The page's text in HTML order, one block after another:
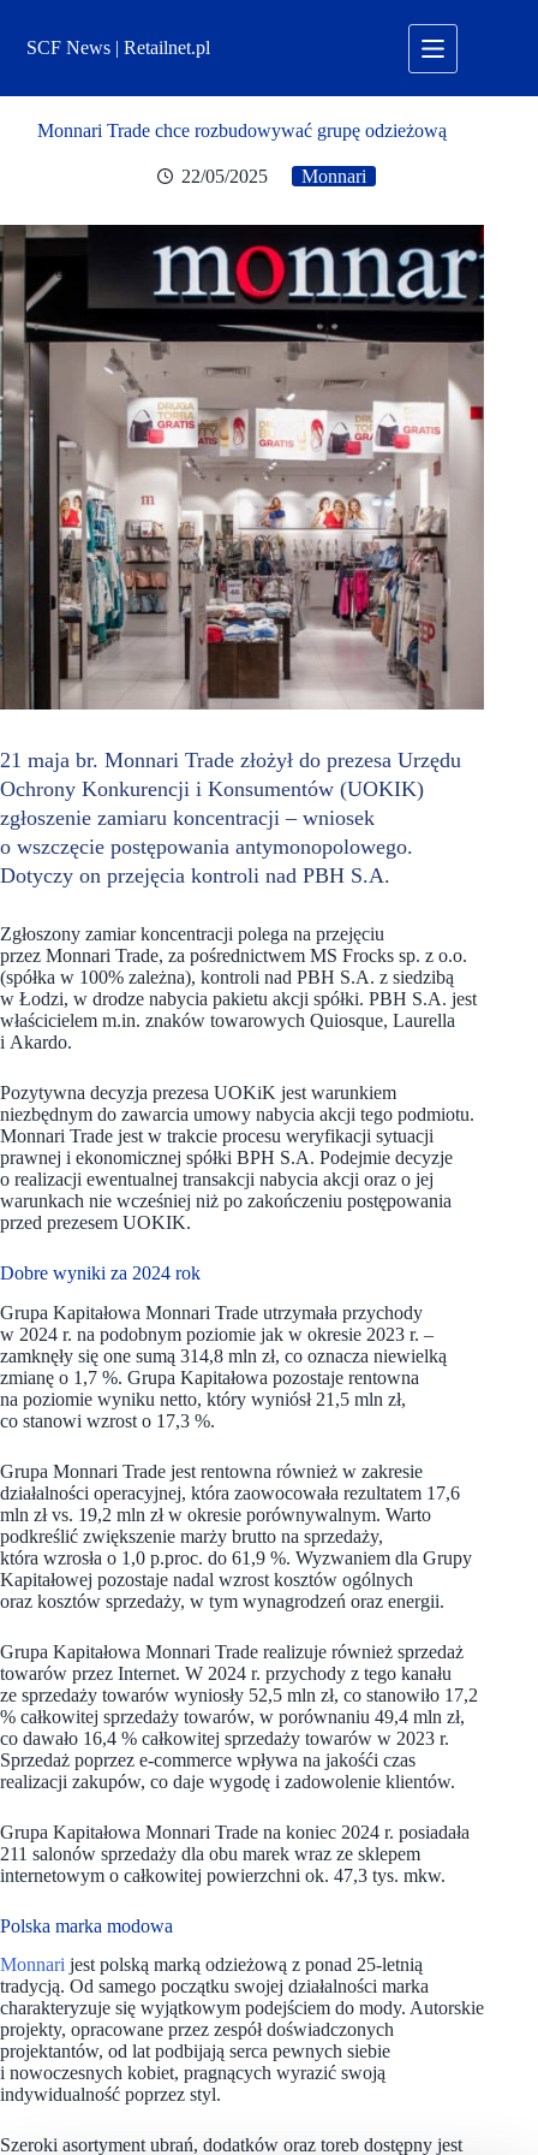
treściSCF News | Retailnet.pl
Monnari Trade chce rozbudowywać grupę odzieżową
22/05/2025 Monnari
21 maja br. Monnari Trade złożył do prezesa Urzędu
Ochrony Konkurencji i Konsumentów (UOKIK)
zgłoszenie zamiaru koncentracji – wniosek
o wszczęcie postępowania antymonopolowego.
Dotyczy on przejęcia kontroli nad PBH S.A.
Zgłoszony zamiar koncentracji polega na przejęciu
przez Monnari Trade, za pośrednictwem MS Frocks sp. z o.o.
(spółka w 100% zależna), kontroli nad PBH S.A. z siedzibą
w Łodzi, w drodze nabycia pakietu akcji spółki. PBH S.A. jest
właścicielem m.in. znaków towarowych Quiosque, Laurella
i Akardo.
Pozytywna decyzja prezesa UOKiK jest warunkiem
niezbędnym do zawarcia umowy nabycia akcji tego podmiotu.
Monnari Trade jest w trakcie procesu weryfikacji sytuacji
prawnej i ekonomicznej spółki BPH S.A. Podejmie decyzje
o realizacji ewentualnej transakcji nabycia akcji oraz o jej
warunkach nie wcześniej niż po zakończeniu postępowania
przed prezesem UOKIK.
Dobre wyniki za 2024 rok
Grupa Kapitałowa Monnari Trade utrzymała przychody
w 2024 r. na podobnym poziomie jak w okresie 2023 r. –
zamknęły się one sumą 314,8 mln zł, co oznacza niewielką
zmianę o 1,7 %. Grupa Kapitałowa pozostaje rentowna
na poziomie wyniku netto, który wyniósł 21,5 mln zł,
co stanowi wzrost o 17,3 %.
Grupa Monnari Trade jest rentowna również w zakresie
działalności operacyjnej, która zaowocowała rezultatem 17,6
mln zł vs. 19,2 mln zł w okresie porównywalnym. Warto
podkreślić zwiększenie marży brutto na sprzedaży,
która wzrosła o 1,0 p.proc. do 61,9 %. Wyzwaniem dla Grupy
Kapitałowej pozostaje nadal wzrost kosztów ogólnych
oraz kosztów sprzedaży, w tym wynagrodzeń oraz energii.
Grupa Kapitałowa Monnari Trade realizuje również sprzedaż
towarów przez Internet. W 2024 r. przychody z tego kanału
ze sprzedaży towarów wyniosły 52,5 mln zł, co stanowiło 17,2
% całkowitej sprzedaży towarów, w porównaniu 49,4 mln zł,
co dawało 16,4 % całkowitej sprzedaży towarów w 2023 r.
Sprzedaż poprzez e-commerce wpływa na jakośći czas
realizacji zakupów, co daje wygodę i zadowolenie klientów.
Grupa Kapitałowa Monnari Trade na koniec 2024 r. posiadała
211 salonów sprzedaży dla obu marek wraz ze sklepem
internetowym o całkowitej powierzchni ok. 47,3 tys. mkw.
Polska marka modowa
Monnari jest polską marką odzieżową z ponad 25-letnią
tradycją. Od samego początku swojej działalności marka
charakteryzuje się wyjątkowym podejściem do mody. Autorskie
projekty, opracowane przez zespół doświadczonych
projektantów, od lat podbijają serca pewnych siebie
i nowoczesnych kobiet, pragnących wyrazić swoją
indywidualność poprzez styl.
Szeroki asortyment ubrań, dodatków oraz toreb dostępny jest